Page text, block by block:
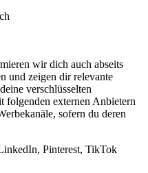
wir dich auch abseits
und zeigen dir relevante
verschlüsselten
folgenden externen Anbietern
sofern du deren
Pinterest, TikTok